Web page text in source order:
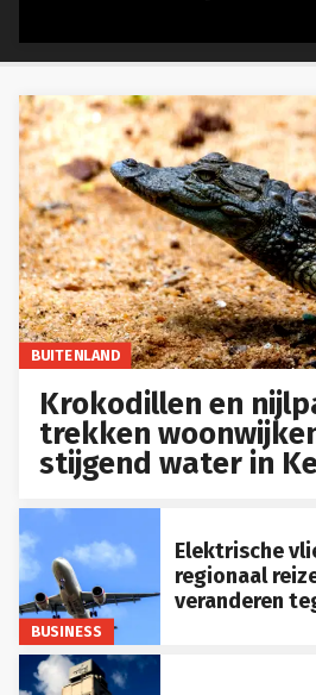
BUITENLAND
Krokodillen en
trekken
stijgend water in
BUSINESS
Elektrische
regionaal
veranderen